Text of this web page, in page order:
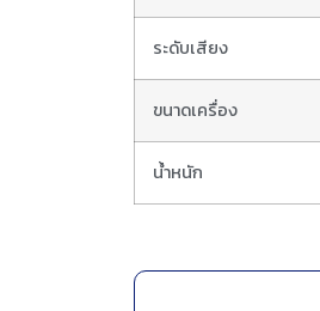
ระดับเสียง
ขนาดเครื่อง
น้ำหนัก